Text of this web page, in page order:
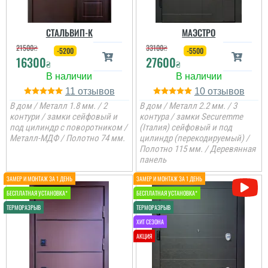
Ніка
Хто ще не наважився
придбати цю модель, то
приміщення, де на
першому місці міцність і
функціональність.
читати всі відгуки
СТАЛЬВИП-К
21500₴
16300₴
-5200
11
В дом / Металл 1.8 мм. / 2
контури / замки сейфовый и
под цилиндр с поворотником /
Металл-МДФ / Полотно 74 мм.
МАЭСТРО
33100₴
27600₴
-5500
10
В дом / Металл 2.2 мм. / 3
контура / замки Securemme
(Італия) сейфовый и под
цилиндр (перекодируемый) /
Полотно 115 мм. / Деревянная
панель